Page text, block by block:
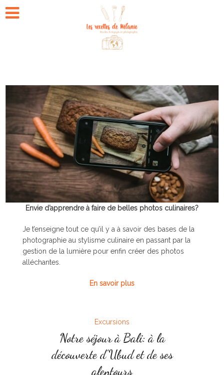
Envie d’apprendre à faire de belles photos culinaires?
Je t’enseigne tout ce qu’il y a à savoir des bases de la
photographie au stylisme culinaire en passant par la
gestion de la lumière pour enfin créer des photos
alléchantes.
En savoir plus
Excursions
Notre séjour à Bali: à la
découverte d’Ubud et de ses
alentours